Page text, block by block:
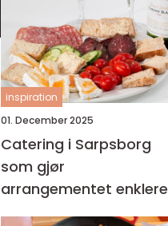
inspiration
01. December 2025
Catering i Sarpsborg
som gjør
arrangementet enklere